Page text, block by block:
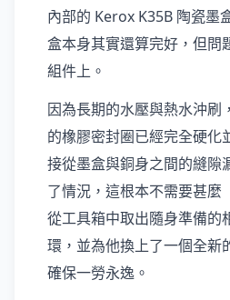
內部的 Kerox K35B 陶瓷墨
盒本身其實還算完好，但問
組件上。
因為長期的水壓與熱水沖刷
的橡膠密封圈已經完全硬化
接從墨盒與銅身之間的縫隙
了情況，這根本不需要甚麼
從工具箱中取出隨身準備的
環，並為他換上了一個全新
確保一勞永逸。